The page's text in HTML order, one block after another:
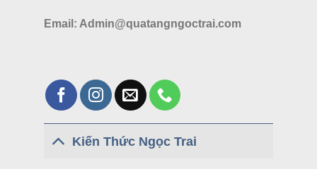
Email: Admin@quatangngoctrai.com
Kiến Thức Ngọc Trai